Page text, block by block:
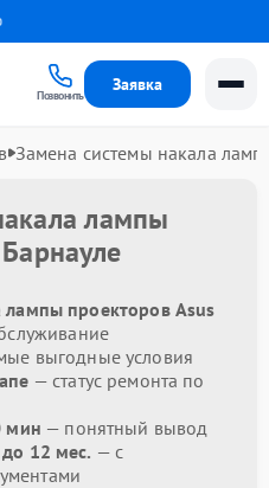
Позвонить
Заявка
Замена системы накала
лампы
проекторов Asus
выгодные условия
— статус ремонта по
мин — понятный вывод
12 мес. — с